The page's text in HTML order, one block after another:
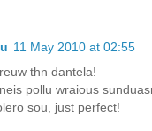
11 May 2010 at 02:55
thn dantela!
pollu wraious
sou, just perfect!